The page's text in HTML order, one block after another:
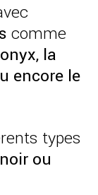
comme
la
encore le
types
ou